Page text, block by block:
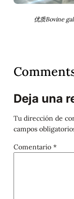
优质Bovine
Deja una
Tu dirección de
campos
Comentario *